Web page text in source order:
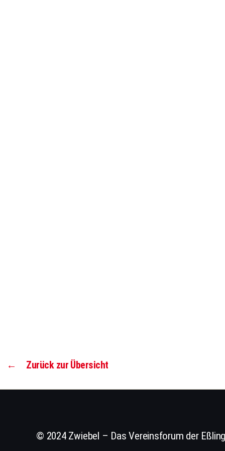
← Zurück zur Übersicht
© 2024 Zwiebel – Das Vereinsforum der